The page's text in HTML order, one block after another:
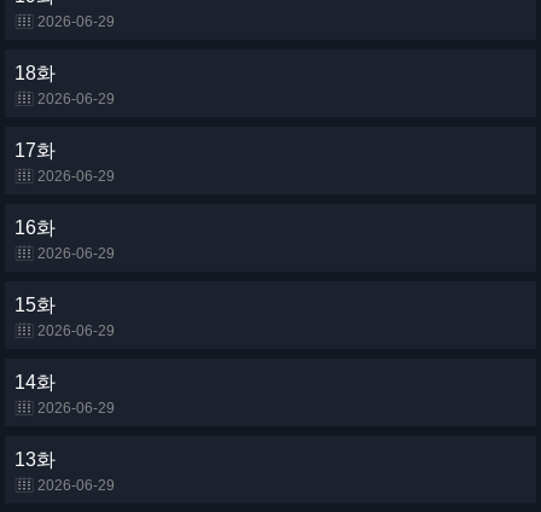
2026-06-29
18화
2026-06-29
17화
2026-06-29
16화
2026-06-29
15화
2026-06-29
14화
2026-06-29
13화
2026-06-29